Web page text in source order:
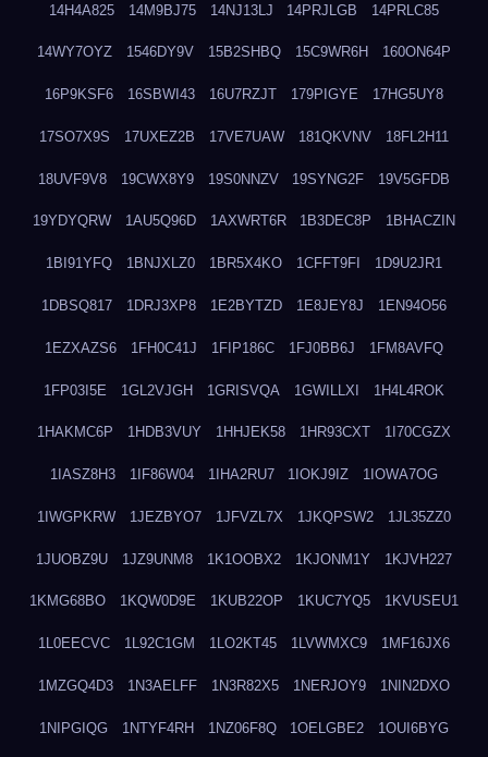
14H4A825 14M9BJ75 14NJ13LJ 14PRJLGB 14PRLC85
14WY7OYZ 1546DY9V 15B2SHBQ 15C9WR6H 160ON64P
16P9KSF6 16SBWI43 16U7RZJT 179PIGYE 17HG5UY8
17SO7X9S 17UXEZ2B 17VE7UAW 181QKVNV 18FL2H11
18UVF9V8 19CWX8Y9 19S0NNZV 19SYNG2F 19V5GFDB
19YDYQRW 1AU5Q96D 1AXWRT6R 1B3DEC8P 1BHACZIN
1BI91YFQ 1BNJXLZ0 1BR5X4KO 1CFFT9FI 1D9U2JR1
1DBSQ817 1DRJ3XP8 1E2BYTZD 1E8JEY8J 1EN94O56
1EZXAZS6 1FH0C41J 1FIP186C 1FJ0BB6J 1FM8AVFQ
1FP03I5E 1GL2VJGH 1GRISVQA 1GWILLXI 1H4L4ROK
1HAKMC6P 1HDB3VUY 1HHJEK58 1HR93CXT 1I70CGZX
1IASZ8H3 1IF86W04 1IHA2RU7 1IOKJ9IZ 1IOWA7OG
1IWGPKRW 1JEZBYO7 1JFVZL7X 1JKQPSW2 1JL35ZZ0
1JUOBZ9U 1JZ9UNM8 1K1OOBX2 1KJONM1Y 1KJVH227
1KMG68BO 1KQW0D9E 1KUB22OP 1KUC7YQ5 1KVUSEU1
1L0EECVC 1L92C1GM 1LO2KT45 1LVWMXC9 1MF16JX6
1MZGQ4D3 1N3AELFF 1N3R82X5 1NERJOY9 1NIN2DXO
1NIPGIQG 1NTYF4RH 1NZ06F8Q 1OELGBE2 1OUI6BYG